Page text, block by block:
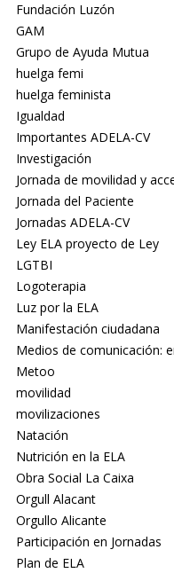
Fundación Luzón
GAM
Grupo de Ayuda Mutua
huelga femi
huelga feminista
Igualdad
Importantes ADELA-CV
Investigación
Jornada de movilidad y
Jornada del Paciente
Jornadas ADELA-CV
Ley ELA proyecto de Ley
LGTBI
Logoterapia
Luz por la ELA
Manifestación ciudadana
Medios de comunicación:
Metoo
movilidad
movilizaciones
Natación
Nutrición en la ELA
Obra Social La Caixa
Orgull Alacant
Orgullo Alicante
Participación en Jornadas
Plan de ELA